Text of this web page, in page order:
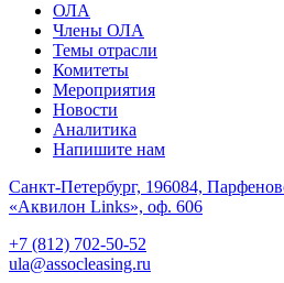
ОЛА
Члены ОЛА
Темы отрасли
Комитеты
Мероприятия
Новости
Аналитика
Напишите нам
Санкт-Петербург, 196084,
«Аквилон Links», оф. 606
+7 (812) 702-50-52
ula@assocleasing.ru